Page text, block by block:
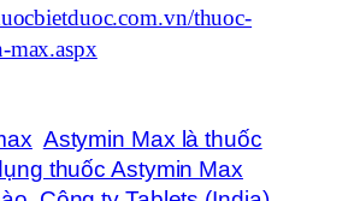
thuoc-
max.aspx
Astymin Max là thuốc
thuốc Astymin Max